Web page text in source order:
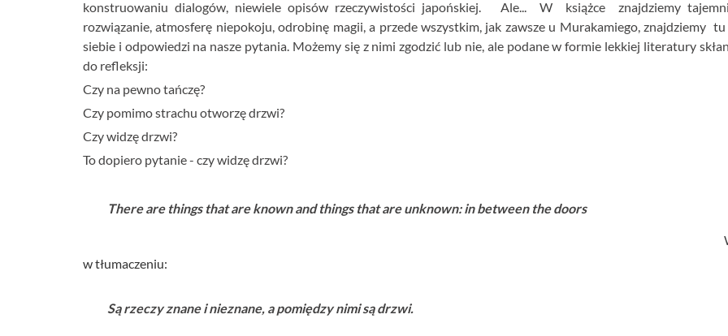
konstruowaniu dialogów, niewiele opisów rzeczywistości japońskiej. Ale... W książce znajdziemy
rozwiązanie, atmosferę niepokoju, odrobinę magii, a przede wszystkim, jak zawsze u Murakamiego, znajdziemy tu
siebie i odpowiedzi na nasze pytania. Możemy się z nimi zgodzić lub nie, ale podane w formie lekkiej literatury
do refleksji:
Czy na pewno tańczę?
Czy pomimo strachu otworzę drzwi?
Czy widzę drzwi?
To dopiero pytanie - czy widzę drzwi?
There are things that are known and things that are unknown: in between the doors
w tłumaczeniu:
Są rzeczy znane i nieznane, a pomiędzy nimi są drzwi.